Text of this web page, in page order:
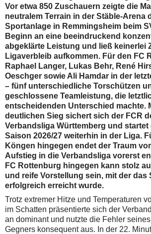
Vor etwa 850 Zuschauern zeigte die
neutralem Terrain in der Stäble-Arena
Sportanlage in Remmingsheim beim
Beginn an eine beeindruckend
abgeklärte Leistung und ließ keinerlei
Ligaverbleib aufkommen. Für den FC
Raphael Langer, Lukas Behr, René
Oeschger sowie Ali Hamdar in der
– fünf unterschiedliche Torschützen
geschlossene Teamleistung, die
entscheidenden Unterschied machte.
deutlichen Sieg sichert sich der FCR
Verbandsliga Württemberg und
Saison 2026/27 weiterhin in der Liga.
Köngen hingegen endet der Traum
Aufstieg in die Verbandsliga vorerst
FC Rottenburg hingegen kann stolz
und reife Vorstellung sein, mit der das
erfolgreich erreicht wurde.
Trotz extremer Hitze und Temperaturen
im Schatten präsentierte sich der
an dominant und nutzte die Fehler
Gegners konsequent aus. In der 22.